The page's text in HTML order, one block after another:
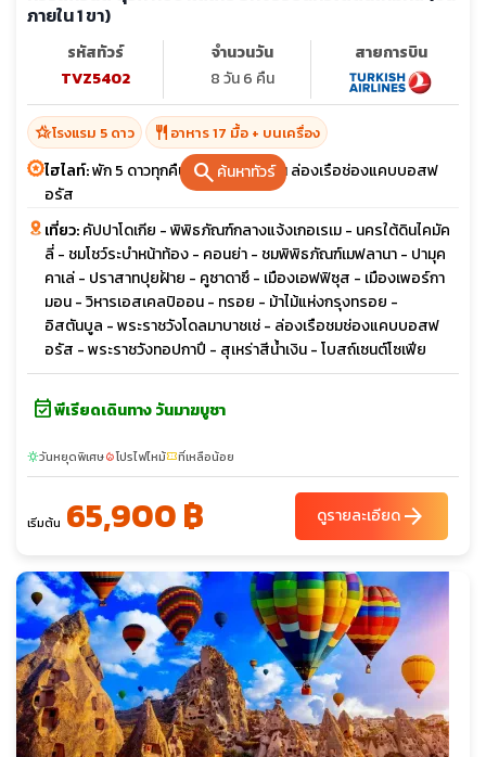
searchค้นหาทัวร์
ภายใน 1 ขา)
รหัสทัวร์
TVZ5402
จำนวนวัน
8 วัน 6 คืน
สายการบิน
hotel_classโรงแรม 5 ดาว restaurant อาหาร 17 มื้อ + บนเครื่อง
ไฮไลท์:พัก 5 ดาวทุกคืน โรงแรมถ้ำ 2 คืน ล่องเรือช่องแคบบอสฟ
อรัส
เที่ยว:คัปปาโดเกีย - พิพิธภัณฑ์กลางแจ้งเกอเรเม - นครใต้ดินไคมัค
ลี่ - ชมโชว์ระบำหน้าท้อง - คอนย่า - ชมพิพิธภัณฑ์เมฟลานา - ปามุค
คาเล่ - ปราสาทปุยฝ้าย - คูซาดาซึ - เมืองเอฟฟิซุส - เมืองเพอร์กา
มอน - วิหารเอสเคลปิออน - ทรอย - ม้าไม้แห่งกรุงทรอย -
อิสตันบูล - พระราชวังโดลมาบาชเช่ - ล่องเรือชมช่องแคบบอสฟ
อรัส - พระราชวังทอปกาปึ - สุเหร่าสีน้ำเงิน - โบสถ์เซนต์โซเฟีย
event_availableพีเรียดเดินทาง วันมาฆบูชา
sunnyวันหยุดพิเศษlocal_fire_departmentโปรไฟไหม้confirmation_numberที่เหลือน้อย
เริ่มต้น 65,900 ฿ ดูรายละเอียดarrow_forward